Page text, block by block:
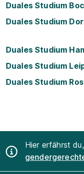
Duales Studium
Duales Studium
Duales Studium
Duales Studium
Duales Studium
Hier erfährst